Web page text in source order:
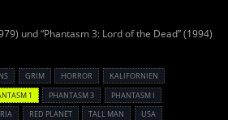
und “Phantasm 3: Lord of the Dead” (1994)
GRIM HORROR
KALIFORNIEN
1 PHANTASM 3
PHANTASM I
RED PLANET TALL MAN USA